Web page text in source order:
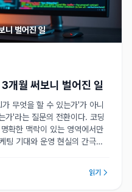
니 벌어진 일
월 써보니 벌어진 일
무엇을 할 수 있는가'가 아니
가'라는 질문의 전환이다. 코딩
확한 맥락이 있는 영역에서만
팅 기대와 운영 현실의 간극이
읽기